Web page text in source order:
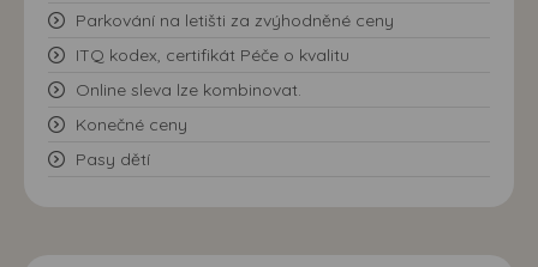
Parkování na letišti za zvýhodněné ceny
ITQ kodex, certifikát Péče o kvalitu
Online sleva lze kombinovat.
Konečné ceny
Pasy dětí